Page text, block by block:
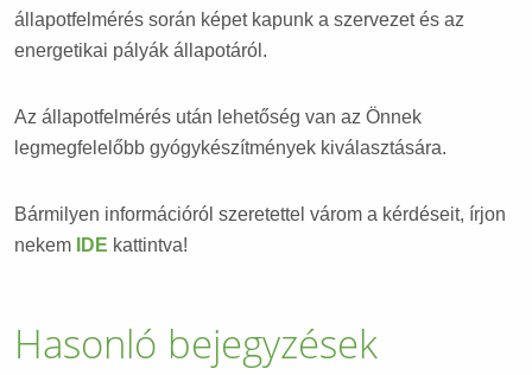
állapotfelmérés során képet kapunk a szervezet és az
energetikai pályák állapotáról.
Az állapotfelmérés után lehetőség van az Önnek
legmegfelelőbb gyógykészítmények kiválasztására.
Bármilyen információról szeretettel várom a kérdéseit, írjon
nekem
IDE kattintva!
Hasonló bejegyzések